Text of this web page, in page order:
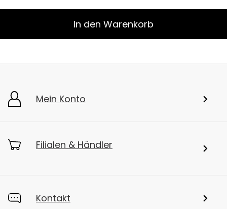
In den Warenkorb
Mein Konto
Filialen & Händler
Kontakt